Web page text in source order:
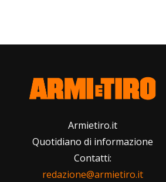
Armietiro.it
Quotidiano di informazione
Contatti:
redazione@armietiro.it